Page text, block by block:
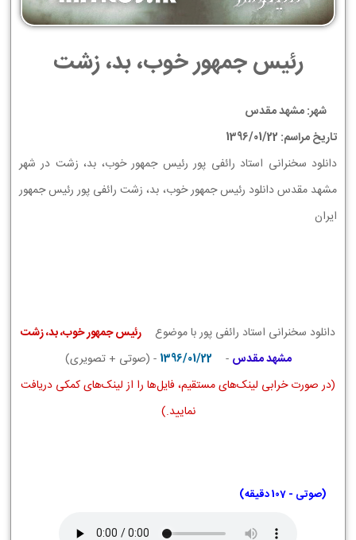
رئیس جمهور خوب، بد، زشت
شهر: مشهد مقدس
تاریخ مراسم: 1396/01/22
دانلود سخنرانی استاد رائفی پور رئیس جمهور خوب، بد، زشت در شهر
مشهد مقدس دانلود رئیس جمهور خوب، بد، زشت رائفی پور رئیس جمهور
ایران
دانلود سخنرانی استاد رائفی پور با موضوع
رئیس جمهور خوب، بد، زشت
مشهد مقدس -
1396/01/22 - (صوتی + تصویری)
(در صورت خرابی لینک‌های مستقیم، فایل‌ها را از لینک‌های کمکی دریافت
نمایید.)
(صوتی - 107 دقیقه)